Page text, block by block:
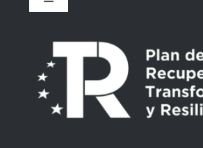
Toggle
Declaración de Accesibilidad